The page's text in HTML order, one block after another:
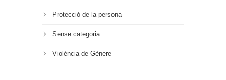
Protecció de la persona
Sense categoria
Violència de Gènere